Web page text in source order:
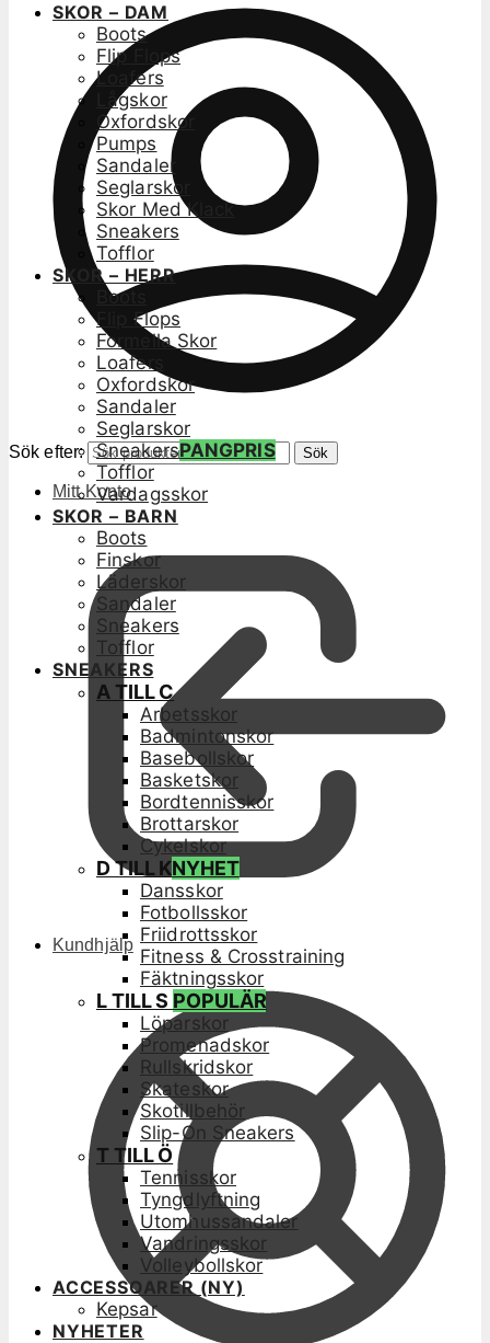
Sök efter: Sök
Mitt Konto
Kundhjälp
SKOR – DAM
Boots
Flip Flops
Loafers
Lågskor
Oxfordskor
Pumps
Sandaler
Seglarskor
Skor Med Klack
Sneakers
Tofflor
SKOR – HERR
Boots
Flip Flops
Formella Skor
Loafers
Oxfordskor
Sandaler
Seglarskor
SneakersPANGPRIS
Tofflor
Vardagsskor
SKOR – BARN
Boots
Finskor
Läderskor
Sandaler
Sneakers
Tofflor
SNEAKERS
A TILL C
Arbetsskor
Badmintonskor
Basebollskor
Basketskor
Bordtennisskor
Brottarskor
Cykelskor
D TILL KNYHET
Dansskor
Fotbollsskor
Friidrottsskor
Fitness & Crosstraining
Fäktningsskor
L TILL S POPULÄR
Löparskor
Promenadskor
Rullskridskor
Skateskor
Skotillbehör
Slip-On Sneakers
T TILL Ö
Tennisskor
Tyngdlyftning
Utomhussandaler
Vandringsskor
Volleybollskor
ACCESSOARER (NY)
Kepsar
NYHETER